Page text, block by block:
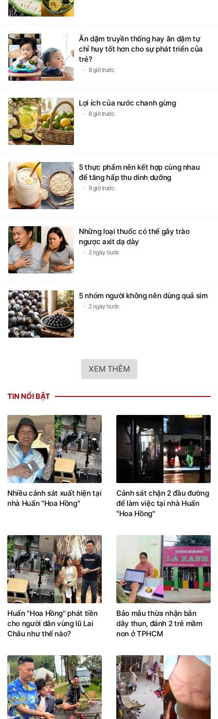
Ăn dặm truyền thống hay ăn dặm tự
chỉ huy tốt hơn cho sự phát triển của
trẻ?
8 giờ trước
Lợi ích của nước chanh gừng
8 giờ trước
5 thực phẩm nên kết hợp cùng nhau
để tăng hấp thu dinh dưỡng
9 giờ trước
Những loại thuốc có thể gây trào
ngược axit dạ dày
2 ngày trước
5 nhóm người không nên dùng quả sim
2 ngày trước
XEM THÊM
TIN NỔI BẬT
Nhiều cảnh sát xuất hiện tại
nhà Huấn "Hoa Hồng"
Cảnh sát chặn 2 đầu đường
để làm việc tại nhà Huấn
"Hoa Hồng"
Huấn "Hoa Hồng" phát tiền
cho người dân vùng lũ Lai
Châu như thế nào?
Bảo mẫu thừa nhận bắn
dây thun, đánh 2 trẻ mầm
non ở TPHCM